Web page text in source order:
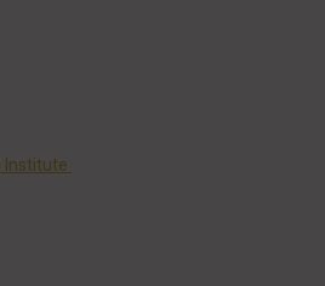
Institute